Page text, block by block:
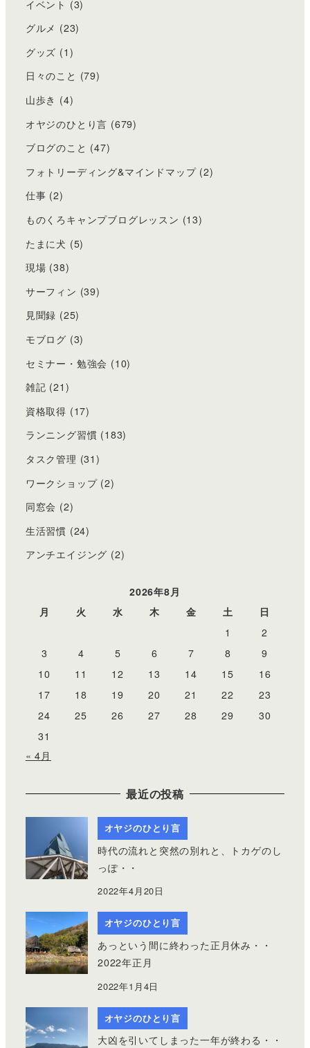
イベント (3)
グルメ (23)
グッズ (1)
日々のこと (79)
山歩き (4)
オヤジのひとり言 (679)
ブログのこと (47)
フォトリーディング&マインドマップ(2)
仕事 (2)
ものくろキャンプブログレッスン (13)
たまに犬 (5)
現場 (38)
サーフィン (39)
見聞録 (25)
モブログ (3)
セミナー・勉強会 (10)
雑記 (21)
資格取得 (17)
ランニング習慣 (183)
タスク管理 (31)
ワークショップ(2)
同窓会 (2)
生活習慣 (24)
アンチエイジング (2)
2026年8月
月
火 水 木 金 土
日
1
2
3
4 5 6 7 8
9
10
11 12 13 14 15
16
17
18 19 20 21 22
23
24
25 26 27 28 29
30
31
« 4月
最近の投稿
オヤジのひとり言
時代の流れと突然の別れと、トカゲのし
っぽ・・
2022年4月20日
オヤジのひとり言
あっという間に終わった正月休み・・
2022年正月
2022年1月4日
オヤジのひとり言
大凶を引いてしまった一年が終わる・・